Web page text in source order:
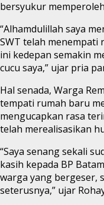
bersyukur
“Alhamdulillah saya
SWT telah menempati
ini kedepan semakin
cucu saya,” ujar pria
Hal senada, Warga
tempati rumah baru
mengucapkan rasa
telah merealisasikan
“Saya senang sekali
kasih kepada BP
warga yang bergeser,
seterusnya,” ujar